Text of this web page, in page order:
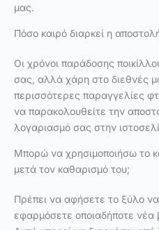
μας.
Πόσο καιρό διαρκεί η
Οι χρόνοι παράδοσης
σας, αλλά χάρη στο διεθνές
περισσότερες παραγγελίες
να παρακολουθείτε την
λογαριασμό σας στην
Μπορώ να χρησιμοποιήσω το
μετά τον καθαρισμό του;
Πρέπει να αφήσετε το ξύλο
εφαρμόσετε οποιαδήποτε